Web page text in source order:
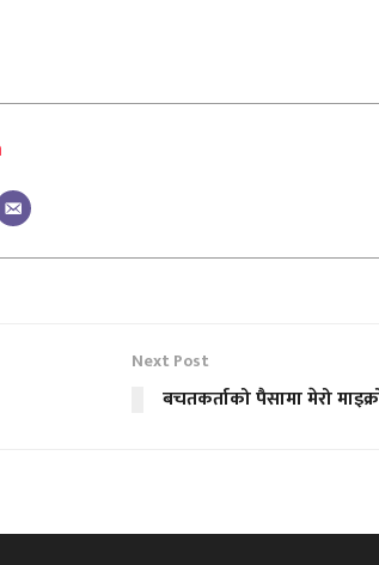
Next Post
बचतकर्ताको पैसामा मेरो